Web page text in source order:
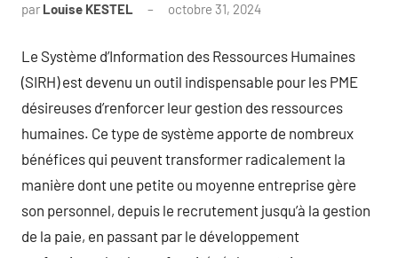
par Louise KESTEL octobre 31, 2024
Le Système d’Information des Ressources Humaines
(SIRH) est devenu un outil indispensable pour les PME
désireuses d’renforcer leur gestion des ressources
humaines. Ce type de système apporte de nombreux
bénéfices qui peuvent transformer radicalement la
manière dont une petite ou moyenne entreprise gère
son personnel, depuis le recrutement jusqu’à la gestion
de la paie, en passant par le développement